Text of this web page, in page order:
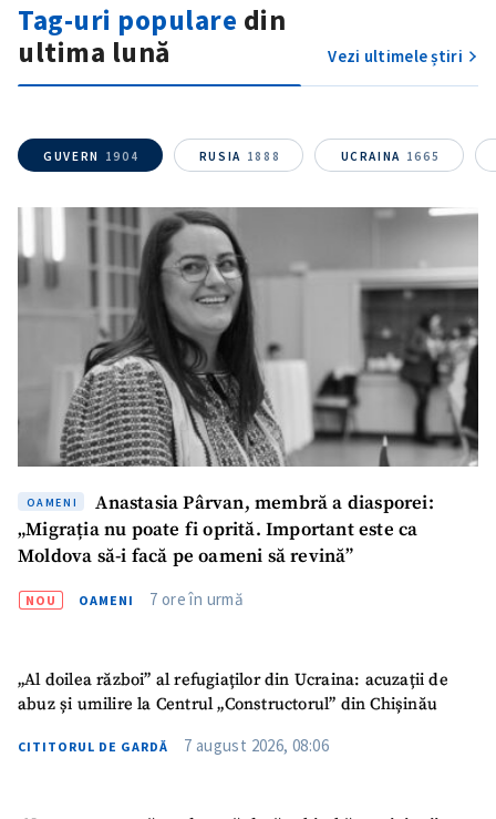
Tag-uri populare din
ultima lună
Vezi ultimele știri
GUVERN 1904 RUSIA 1888 UCRAINA 1665
OAMENI
Anastasia Pârvan, membră a diasporei:
„Migrația nu poate fi oprită. Important este ca
Moldova să-i facă pe oameni să revină”
NOU OAMENI 7 ore în urmă
„Al doilea război” al refugiaților din Ucraina: acuzații de
abuz și umilire la Centrul „Constructorul” din Chișinău
CITITORUL DE GARDĂ 7 august 2026, 08:06